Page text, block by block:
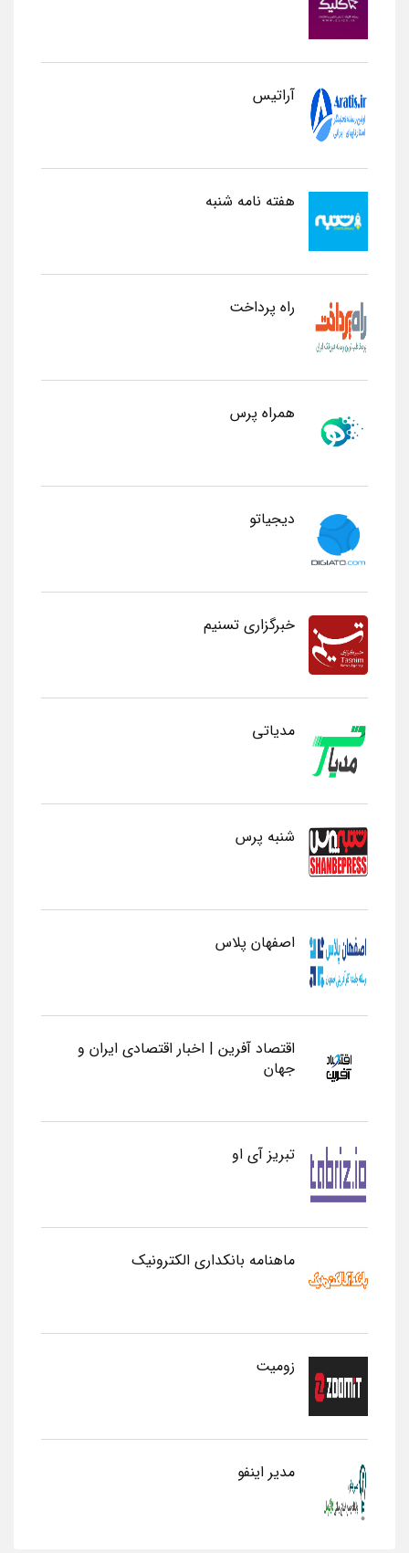
آراتیس
هفته نامه شنبه
راه پرداخت
همراه پرس
دیجیاتو
خبرگزاری تسنیم
مدیاتی
شنبه پرس
اصفهان پلاس
اقتصاد آفرین | اخبار اقتصادی ایران و
جهان
تبریز آی او
ماهنامه بانکداری الکترونیک
زومیت
مدیر اینفو